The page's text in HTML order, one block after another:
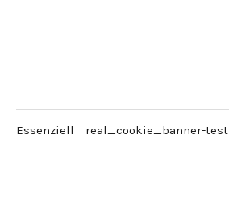
Essenziell real_cookie_banner-test